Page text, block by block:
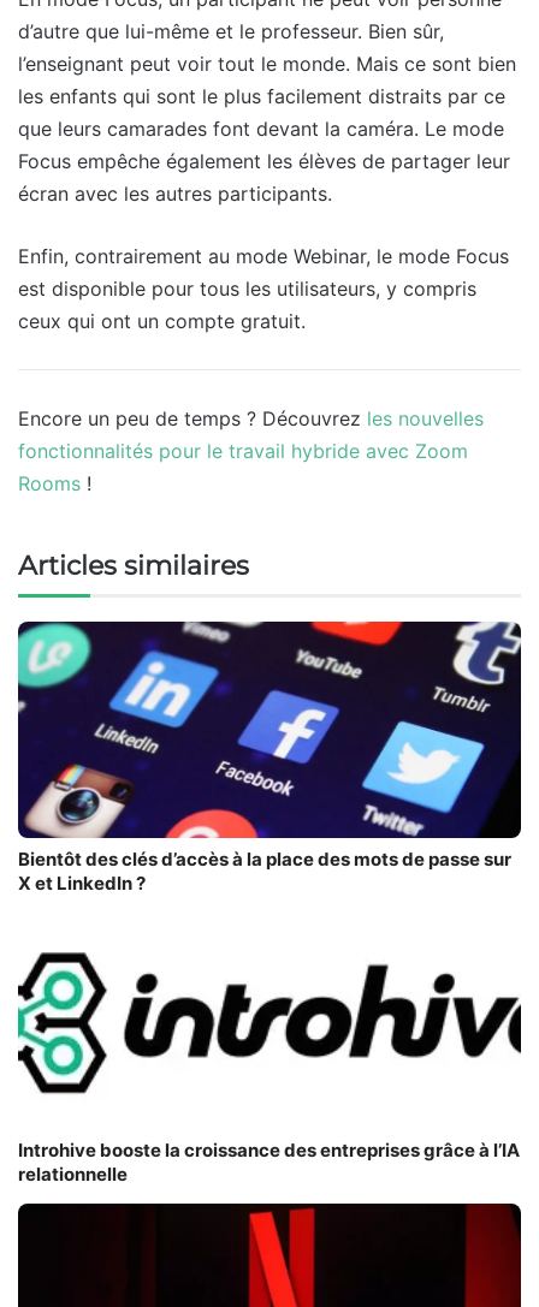
d’autre que lui-même et le professeur. Bien sûr,
l’enseignant peut voir tout le monde. Mais ce sont bien
les enfants qui sont le plus facilement distraits par ce
que leurs camarades font devant la caméra. Le mode
Focus empêche également les élèves de partager leur
écran avec les autres participants.
Enfin, contrairement au mode Webinar, le mode Focus
est disponible pour tous les utilisateurs, y compris
ceux qui ont un compte gratuit.
Encore un peu de temps ? Découvrez les nouvelles
fonctionnalités pour le travail hybride avec Zoom
Rooms !
Articles similaires
Bientôt des clés d’accès à la place des mots de passe sur
X et LinkedIn ?
Introhive booste la croissance des entreprises grâce à l’IA
relationnelle